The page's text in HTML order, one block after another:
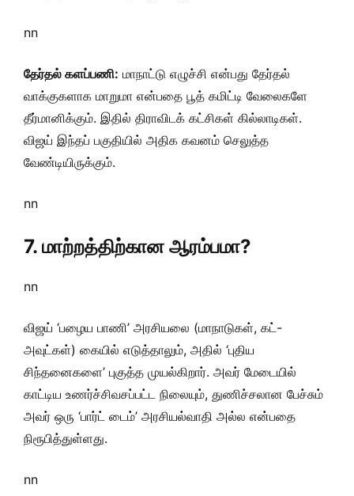
nn
தேர்தல் களப்பணி: மாநாட்டு எழுச்சி என்பது தேர்தல்
வாக்குகளாக மாறுமா என்பதை பூத் கமிட்டி வேலைகளே
தீர்மானிக்கும். இதில் திராவிடக் கட்சிகள் கில்லாடிகள்.
விஜய் இந்தப் பகுதியில் அதிக கவனம் செலுத்த
வேண்டியிருக்கும்.
nn
7. மாற்றத்திற்கான ஆரம்பமா?
nn
விஜய் ‘பழைய பாணி’ அரசியலை (மாநாடுகள், கட்-
அவுட்கள்) கையில் எடுத்தாலும், அதில் ‘புதிய
சிந்தனைகளை’ புகுத்த முயல்கிறார். அவர் மேடையில்
காட்டிய உணர்ச்சிவசப்பட்ட நிலையும், துணிச்சலான பேச்சும்
அவர் ஒரு ‘பார்ட் டைம்’ அரசியல்வாதி அல்ல என்பதை
நிரூபித்துள்ளது.
nn